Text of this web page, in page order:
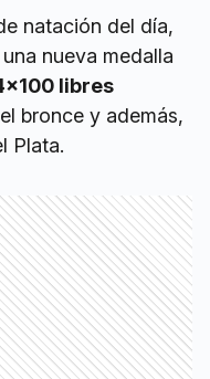
natación del día,
nueva medalla
libres
bronce y además,
Plata.